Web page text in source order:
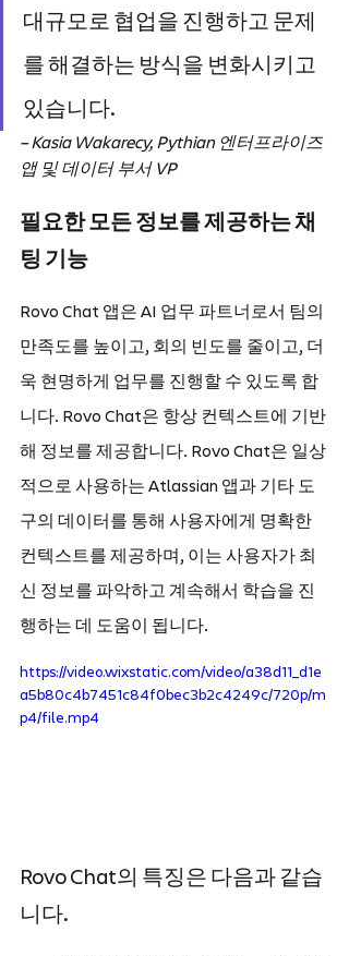
대규모로 협업을 진행하고 문제
를 해결하는 방식을 변화시키고
있습니다.
– Kasia Wakarecy, Pythian 엔터프라이즈
앱 및 데이터 부서 VP
필요한 모든 정보를 제공하는 채
팅 기능
Rovo Chat 앱은 AI 업무 파트너로서 팀의
만족도를 높이고, 회의 빈도를 줄이고, 더
욱 현명하게 업무를 진행할 수 있도록 합
니다. Rovo Chat은 항상 컨텍스트에 기반
해 정보를 제공합니다. Rovo Chat은 일상
적으로 사용하는 Atlassian 앱과 기타 도
구의 데이터를 통해 사용자에게 명확한
컨텍스트를 제공하며, 이는 사용자가 최
신 정보를 파악하고 계속해서 학습을 진
행하는 데 도움이 됩니다.
https://video.wixstatic.com/video/a38d11_d1e
a5b80c4b7451c84f0bec3b2c4249c/720p/m
p4/file.mp4
Rovo Chat의 특징은 다음과 같습
니다.